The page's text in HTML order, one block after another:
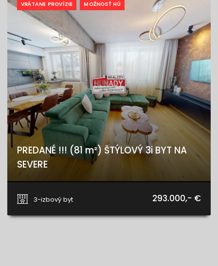
VRÁTANE PROVÍZIE MOŽNOSŤ HÚ
PREDANÉ !!! (81 m²) ŠTÝLOVÝ 3i BYT NA
SEVERE
3-izbový byt
293.000,- €